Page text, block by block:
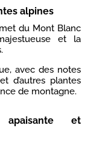
alpines
du Mont Blanc
et la
avec des notes
d’autres plantes
de montagne.
et